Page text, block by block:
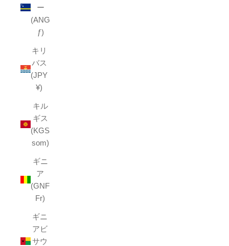
ー
(ANG
ƒ)
キリ
バス
(JPY
¥)
キル
ギス
(KGS
som)
ギニ
ア
(GNF
Fr)
ギニ
アビ
サウ